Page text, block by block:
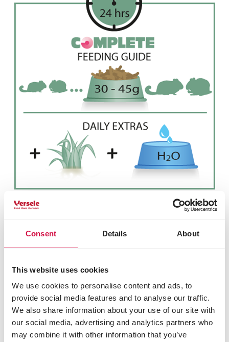
Consent Details About
This website uses cookies
We use cookies to personalise content and ads, to
provide social media features and to analyse our traffic.
We also share information about your use of our site with
our social media, advertising and analytics partners who
may combine it with other information that you’ve
Tips
Voorzie ook ruimschoots hooi.
Productinfo Gebruiksaanwijzing
Samenstelling
plantaardige bijproducten (timothee 4,0%)
plantaardige eiwitextracten
zaden (lijnzaad 4%)